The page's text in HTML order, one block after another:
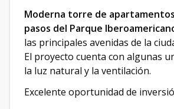
Moderna torre de
pasos del Parque
las principales avenidas de la
El proyecto cuenta con algunas
la luz natural y la ventilación.
Excelente oportunidad de